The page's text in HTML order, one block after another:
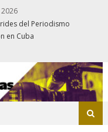
del Periodismo
en Cuba